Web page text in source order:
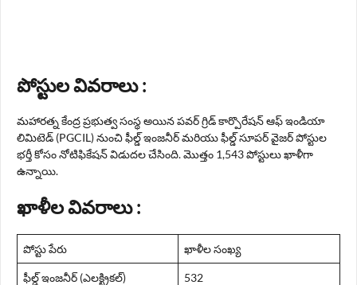
పోస్టుల వివరాలు :
మహారత్న కేంద్ర ప్రభుత్వ సంస్థ అయిన పవర్ గ్రిడ్ కార్పొరేషన్ ఆఫ్ ఇండియా
లిమిటెడ్ (PGCIL) నుంచి ఫీల్డ్ ఇంజనీర్ మరియు ఫీల్డ్ సూపర్ వైజర్ పోస్టుల
భర్తీ కోసం నోటిఫికేషన్ విడుదల చేసింది. మొత్తం 1,543 పోస్టులు ఖాళీగా
ఉన్నాయి.
ఖాళీల వివరాలు :
పోస్టు పేరు ఖాళీల సంఖ్య
ఫీల్డ్ ఇంజనీర్ (ఎలక్ట్రికల్) 532